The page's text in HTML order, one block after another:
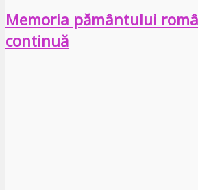
Memoria pământului
continuă